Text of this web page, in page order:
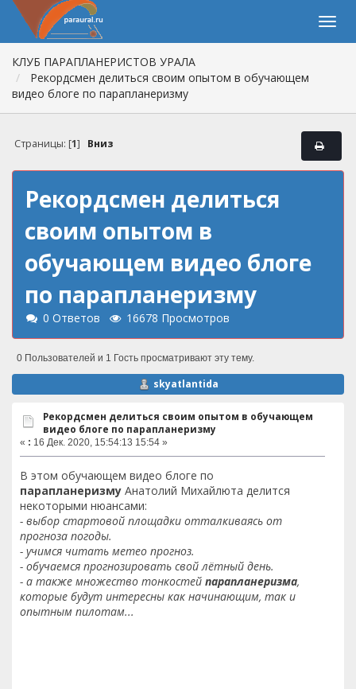
КЛУБ ПАРАПЛАНЕРИСТОВ УРАЛА
Рекордсмен делиться своим опытом в обучающем
видео блоге по парапланеризму
Страницы: [1] Вниз
Рекордсмен делиться
своим опытом в
обучающем видео блоге
по парапланеризму
0 Ответов 16678 Просмотров
0 Пользователей и 1 Гость просматривают эту тему.
skyatlantida
Рекордсмен делиться своим опытом в обучающем
видео блоге по парапланеризму
« : 16 Дек. 2020, 15:54:13 15:54 »
В этом обучающем видео блоге по
парапланеризму Анатолий Михайлюта делится
некоторыми нюансами:
- выбор стартовой площадки отталкиваясь от
прогноза погоды.
- учимся читать метео прогноз.
- обучаемся прогнозировать свой лётный день.
- а также множество тонкостей парапланеризма,
которые будут интересны как начинающим, так и
опытным пилотам...